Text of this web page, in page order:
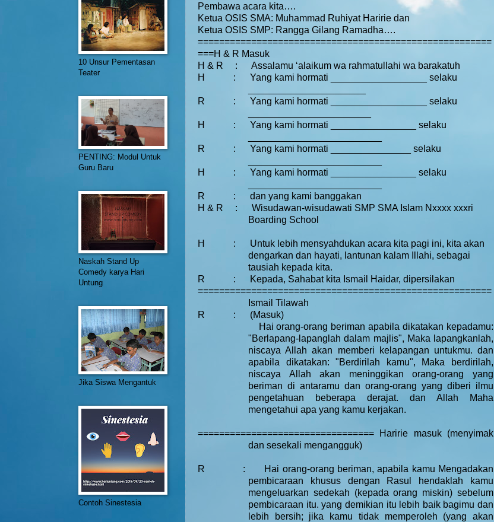
Pembawa acara kita….
Ketua OSIS SMA: Muhammad Ruhiyat Haririe dan
Ketua OSIS SMP: Rangga Gilang Ramadha….
=======================================================
===H & R Masuk
H & R
:
Assalamu ‘alaikum wa rahmatullahi wa barakatuh
H
:
Yang kami hormati __________________ selaku
R
:
Yang kami hormati __________________ selaku
H
:
Yang kami hormati ________________ selaku
R
:
Yang kami hormati _______________ selaku
H
:
Yang kami hormati ________________ selaku
R
:
dan yang kami banggakan
H & R
:
Wisudawan-wisudawati SMP SMA Islam Nxxxx xxxri
Boarding School
H :
Untuk lebih mensyahdukan acara kita pagi ini, kita akan
dengarkan dan hayati, lantunan kalam Illahi, sebagai
tausiah kepada kita.
R
:
Kepada, Sahabat kita Ismail Haidar, dipersilakan
=======================================================
Ismail Tilawah
R
:
(Masuk)
Hai orang-orang beriman apabila dikatakan kepadamu:
"Berlapang-lapanglah dalam majlis", Maka lapangkanlah,
niscaya Allah akan memberi kelapangan untukmu. dan
apabila dikatakan: "Berdirilah kamu", Maka berdirilah,
niscaya Allah akan meninggikan orang-orang yang
beriman di antaramu dan orang-orang yang diberi ilmu
pengetahuan beberapa derajat. dan Allah Maha
mengetahui apa yang kamu kerjakan.
================================= Haririe masuk (menyimak
dan sesekali mengangguk)
R :
Hai orang-orang beriman, apabila kamu Mengadakan
pembicaraan khusus dengan Rasul hendaklah kamu
mengeluarkan sedekah (kepada orang miskin) sebelum
pembicaraan itu. yang demikian itu lebih baik bagimu dan
lebih bersih; jika kamu tidak memperoleh (yang akan
10 Unsur Pementasan
Teater
PENTING: Modul Untuk
Guru Baru
Naskah Stand Up
Comedy karya Hari
Untung
Jika Siswa Mengantuk
Contoh Sinestesia